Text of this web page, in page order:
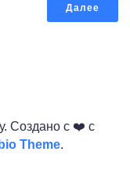
Далее
Создано с ❤️ с
Theme.